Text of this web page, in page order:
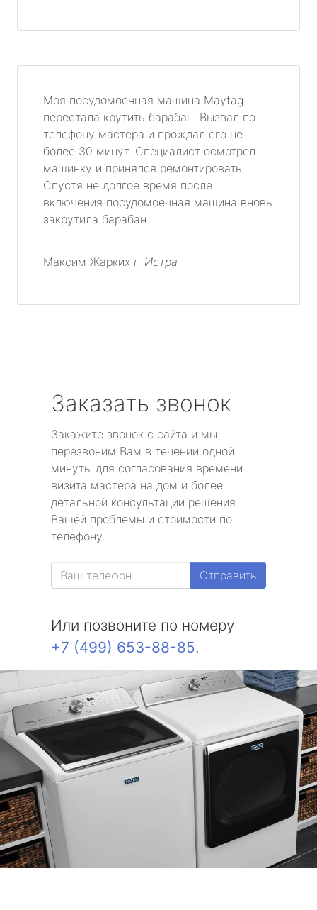
Моя посудомоечная машина Maytag
перестала крутить барабан. Вызвал по
телефону мастера и прождал его не
более 30 минут. Специалист осмотрел
машинку и принялся ремонтировать.
Спустя не долгое время после
включения посудомоечная машина вновь
закрутила барабан.
Максим Жарких г. Истра
Заказать звонок
Закажите звонок с сайта и мы
перезвоним Вам в течении одной
минуты для согласования времени
визита мастера на дом и более
детальной консультации решения
Вашей проблемы и стоимости по
телефону.
Отправить
Или позвоните по номеру
+7 (499) 653-88-85.